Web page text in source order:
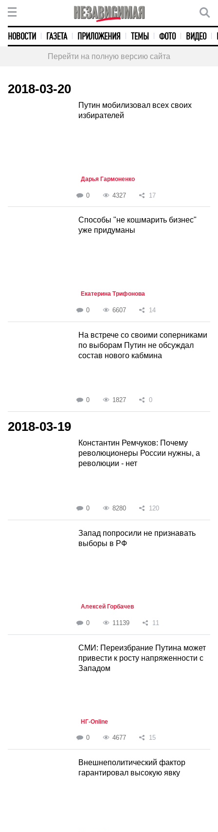
НОВОСТИ ГАЗЕТА ПРИЛОЖЕНИЯ ТЕМЫ ФОТО ВИДЕО
Перейти на полную версию сайта
2018-03-20
Путин мобилизовал всех своих
избирателей
Дарья Гармоненко
0 4327 17
Способы "не кошмарить бизнес"
уже придуманы
Екатерина Трифонова
0 6607 14
На встрече со своими соперниками
по выборам Путин не обсуждал
состав нового кабмина
0 1827 0
2018-03-19
Константин Ремчуков: Почему
революционеры России нужны, а
революции - нет
0 8280 120
Запад попросили не признавать
выборы в РФ
Алексей Горбачев
0 11139 11
СМИ: Переизбрание Путина может
привести к росту напряженности с
Западом
НГ-Online
0 4677 15
Внешнеполитический фактор
гарантировал высокую явку